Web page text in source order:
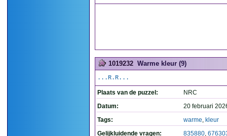
1019232 Warme kleur (9)
...R.R...
Plaats van de puzzel:
NRC
Datum:
20 februari
Tags:
warme, kleur
Gelijkluidende vragen:
835880,